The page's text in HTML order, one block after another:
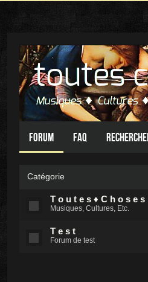
Forum FAQ
Catégorie
T o u t e s ♦ C h o s e s
Musiques, Cultures, Etc.
T e s t
Forum de test